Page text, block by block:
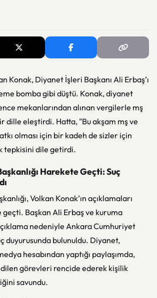
Konak, Diyanet İşleri Başkanı Ali Erbaş’ı
bomba gibi düştü. Konak, diyanet
mekanlarından alınan vergilerle mş
dille eleştirdi. Hatta, "Bu akşam mş ve
olması için bir kadeh de sizler için
tepkisini dile getirdi.
Harekete Geçti: Suç
Volkan Konak’ın açıklamaları
Başkan Ali Erbaş ve kuruma
nedeniyle Ankara Cumhuriyet
duyurusunda bulunuldu. Diyanet,
hesabından yaptığı paylaşımda,
görevleri rencide ederek kişilik
savundu.